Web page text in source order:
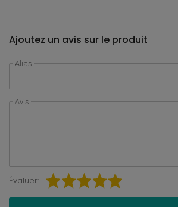
Ajoutez un avis sur le produit
Alias
Avis
Évaluer: